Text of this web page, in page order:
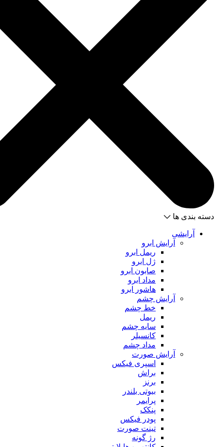
دسته بندی ها
آرایشی
آرایش ابرو
ریمل ابرو
ژل ابرو
صابون ابرو
مداد ابرو
هاشور ابرو
آرایش چشم
خط چشم
ریمل
سایه چشم
کانسیلر
مداد چشم
آرایش صورت
اسپری فیکس
براش
برنز
بیوتی بلندر
پرایمر
پنکک
پودر فیکس
تینت صورت
رژ گونه